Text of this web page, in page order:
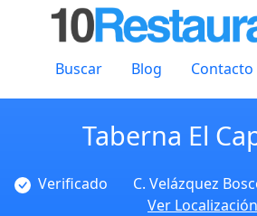
Buscar Blog Contacto
Taberna El
Verificado
C. Velázquez
Ver Localización